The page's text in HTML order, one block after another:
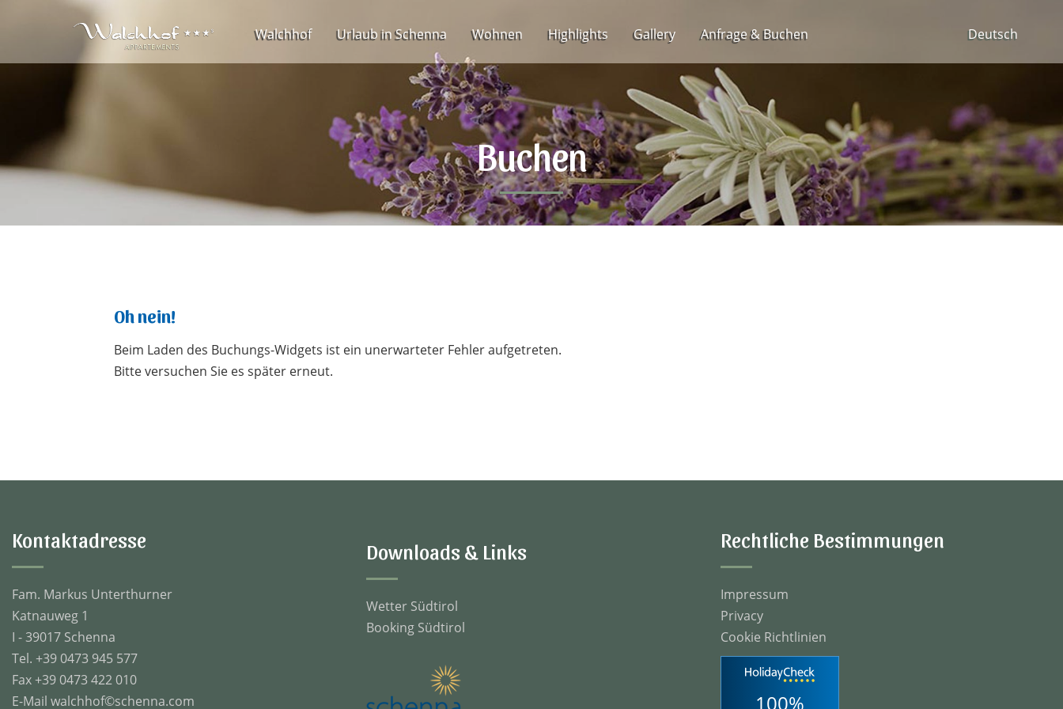
Walchhof Urlaub in Schenna Wohnen Highlights Gallery Anfrage & Buchen Deutsch
Buchen
Oh nein!
Beim Laden des Buchungs-Widgets ist ein unerwarteter Fehler aufgetreten.
Bitte versuchen Sie es später erneut.
Kontaktadresse
Fam. Markus Unterthurner
Katnauweg 1
I - 39017 Schenna
Tel. +39 0473 945 577
Fax +39 0473 422 010
E-Mail walchhof©schenna.com
Downloads & Links
Wetter Südtirol
Booking Südtirol
Rechtliche Bestimmungen
Impressum
Privacy
Cookie Richtlinien
100%